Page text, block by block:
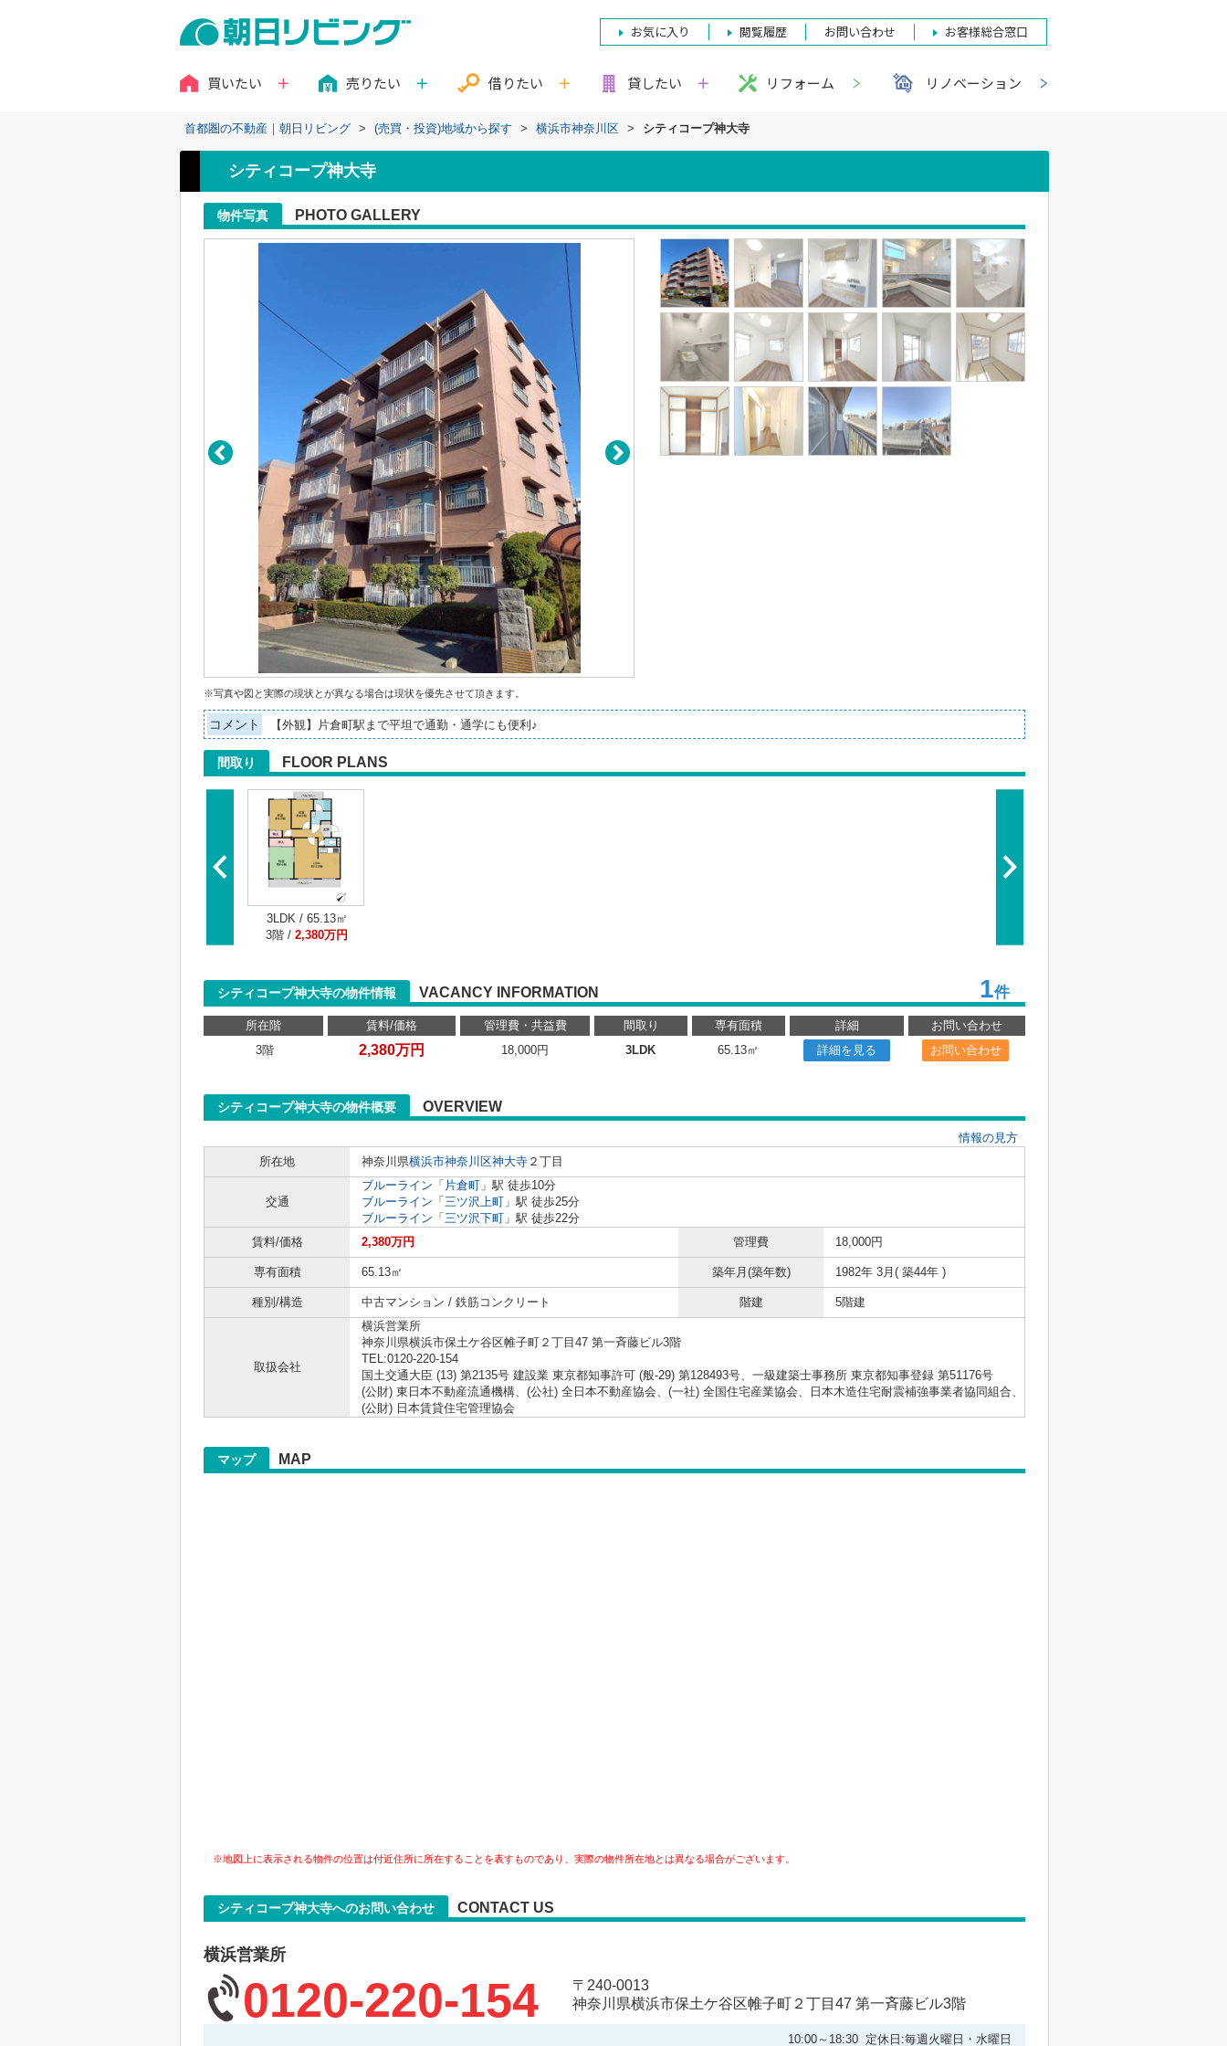
お気に入り 閲覧履歴 お問い合わせ お客様総合窓口
買いたい 売りたい 借りたい 貸したい リフォーム リノベーション
首都圏の不動産｜朝日リビング > (売買・投資)地域から探す > 横浜市神奈川区 > シティコープ神大寺
シティコープ神大寺
物件写真 PHOTO GALLERY
※写真や図と実際の現状とが異なる場合は現状を優先させて頂きます。
コメント 【外観】片倉町駅まで平坦で通勤・通学にも便利♪
間取り FLOOR PLANS
3LDK / 65.13㎡
3階 / 2,380万円
シティコープ神大寺の物件情報 VACANCY INFORMATION 1件
所在階 賃料/価格 管理費・共益費 間取り 専有面積 詳細
お問い合わせ
3階
2,380万円 18,000円 3LDK 65.13㎡ 詳細を見る お問い合わせ
シティコープ神大寺の物件概要 OVERVIEW
情報の見方
所在地
神奈川県横浜市神奈川区神大寺 ２丁目
交通
ブルーライン 「 片倉町 」駅 徒歩10分
ブルーライン 「 三ツ沢上町 」駅 徒歩25分
ブルーライン 「 三ツ沢下町 」駅 徒歩22分
賃料/価格
2,380万円 管理費 18,000円
専有面積 65.13㎡ 築年月(築年数) 1982年 3月( 築44年 )
種別/構造 中古マンション / 鉄筋コンクリート 階建 5階建
取扱会社
横浜営業所
神奈川県横浜市保土ケ谷区帷子町２丁目47 第一斉藤ビル3階
TEL:0120-220-154
国土交通大臣 (13) 第2135号 建設業 東京都知事許可 (般-29) 第128493号、一級建築士事務所 東京都知事登録 第51176号
(公財) 東日本不動産流通機構、(公社) 全日本不動産協会、(一社) 全国住宅産業協会、日本木造住宅耐震補強事業者協同組合、
(公財) 日本賃貸住宅管理協会
マップ MAP
※地図上に表示される物件の位置は付近住所に所在することを表すものであり、実際の物件所在地とは異なる場合がございます。
シティコープ神大寺へのお問い合わせ CONTACT US
横浜営業所
0120-220-154
〒240-0013
神奈川県横浜市保土ケ谷区帷子町２丁目47 第一斉藤ビル3階
10:00～18:30 定休日:毎週火曜日・水曜日